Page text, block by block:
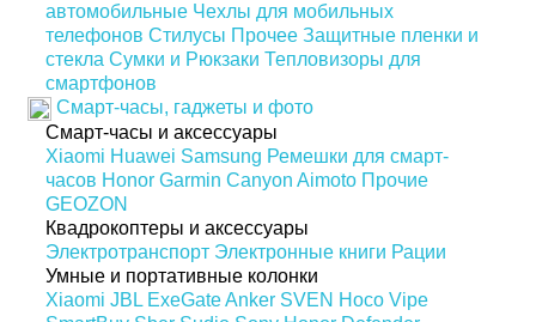
автомобильные Чехлы для мобильных
телефонов Стилусы Прочее Защитные пленки и
стекла Сумки и Рюкзаки Тепловизоры для
смартфонов
Смарт-часы, гаджеты и фото
Смарт-часы и аксессуары
Xiaomi Huawei Samsung Ремешки для смарт-
часов Honor Garmin Canyon Aimoto Прочие
GEOZON
Квадрокоптеры и аксессуары
Электротранспорт Электронные книги Рации
Умные и портативные колонки
Xiaomi JBL ExeGateAnker SVEN Hoco Vipe